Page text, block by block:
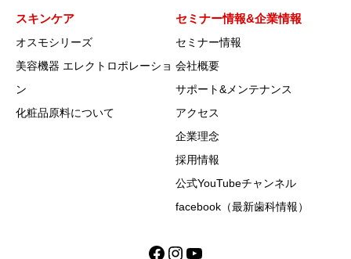
スキンケア
オスモシリーズ
美容機器 エレクトロポレーショ
ン
化粧品原料について
セミナー情報&企業情報
セミナー情報
会社概要
サポート&メンテナンス
アクセス
企業理念
採用情報
公式YouTubeチャンネル
facebook（最新歯科情報）
Facebook
Instagram
YouTube